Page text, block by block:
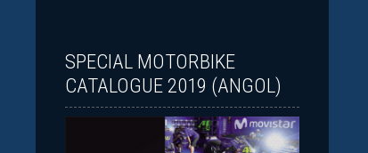
SPECIAL MOTORBIKE
CATALOGUE 2019 (ANGOL)